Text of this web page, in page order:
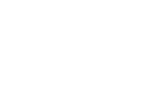
jurídica. Ao
Ltda é a empresa de
Licenciamento Ambiental